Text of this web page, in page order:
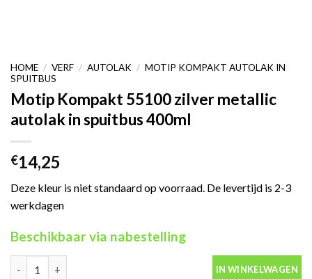
HOME / VERF / AUTOLAK / MOTIP KOMPAKT AUTOLAK IN
SPUITBUS
Motip Kompakt 55100 zilver metallic
autolak in spuitbus 400ml
€14,25
Deze kleur is niet standaard op voorraad. De levertijd is 2-3
werkdagen
Beschikbaar via nabestelling
Motip Kompakt 55100 zilver metallic autolak in spuitbus 400ml
IN WINKELWAGEN